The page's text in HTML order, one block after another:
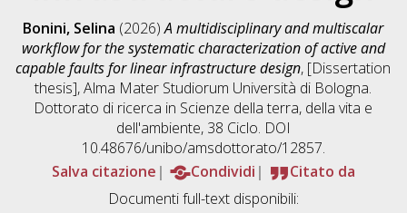
Bonini, Selina (2026)A multidisciplinary and multiscalar
workflow for the systematic characterization of active and
capable faults for linear infrastructure design, [Dissertation
thesis], Alma Mater Studiorum Università di Bologna.
Dottorato di ricerca in Scienze della terra, della vita e
dell'ambiente, 38 Ciclo. DOI
10.48676/unibo/amsdottorato/12857.
Salva citazione
Condividi
Citato da
Documenti full-text disponibili: